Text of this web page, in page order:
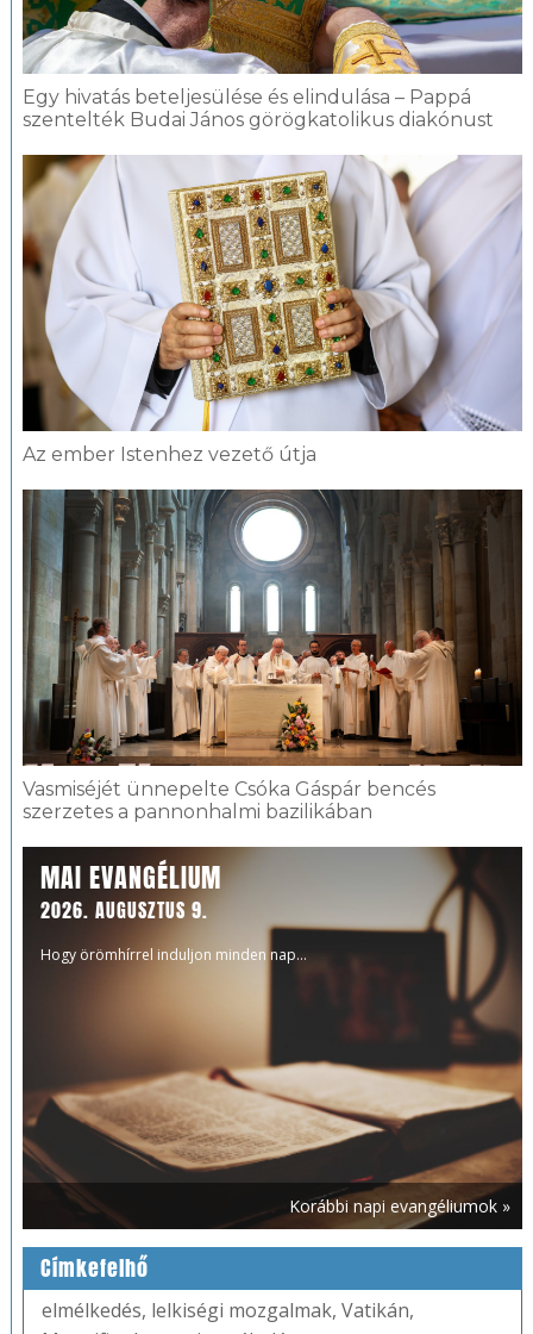
Egy hivatás beteljesülése és elindulása – Pappá
szentelték Budai János görögkatolikus diakónust
Az ember Istenhez vezető útja
Vasmiséjét ünnepelte Csóka Gáspár bencés
szerzetes a pannonhalmi bazilikában
MAI EVANGÉLIUM
2026. AUGUSZTUS 9.
Hogy örömhírrel induljon minden nap...
Korábbi napi evangéliumok »
Címkefelhő
elmélkedés, lelkiségi mozgalmak, Vatikán,